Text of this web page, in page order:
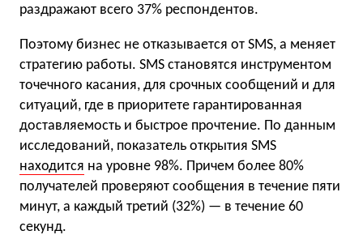
раздражают всего 37% респондентов.
Поэтому бизнес не отказывается от SMS, а меняет
стратегию работы. SMS становятся инструментом
точечного касания, для срочных сообщений и для
ситуаций, где в приоритете гарантированная
доставляемость и быстрое прочтение. По данным
исследований, показатель открытия SMS
находится на уровне 98%. Причем более 80%
получателей проверяют сообщения в течение пяти
минут, а каждый третий (32%) — в течение 60
секунд.